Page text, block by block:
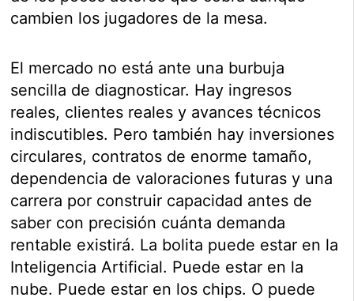
cambien los jugadores de la mesa.
El mercado no está ante una burbuja
sencilla de diagnosticar. Hay ingresos
reales, clientes reales y avances técnicos
indiscutibles. Pero también hay inversiones
circulares, contratos de enorme tamaño,
dependencia de valoraciones futuras y una
carrera por construir capacidad antes de
saber con precisión cuánta demanda
rentable existirá. La bolita puede estar en la
Inteligencia Artificial. Puede estar en la
nube. Puede estar en los chips. O puede